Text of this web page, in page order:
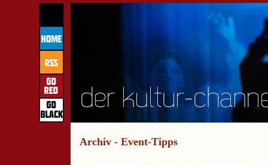
Archiv - Event-Tipps